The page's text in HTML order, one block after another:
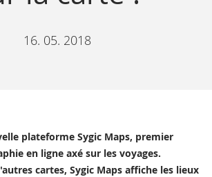
16. 05. 2018
plateforme Sygic Maps, premier
en ligne axé sur les voyages.
cartes, Sygic Maps affiche les lieux